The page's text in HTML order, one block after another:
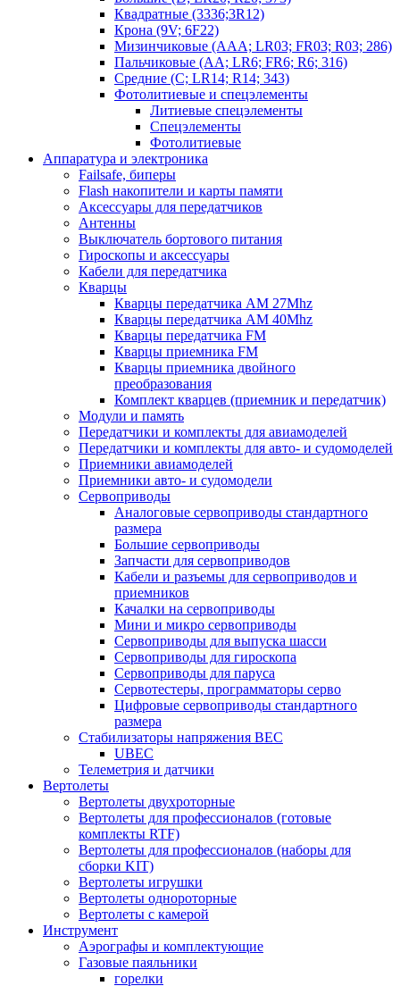
Квадратные (3336;3R12)
Крона (9V; 6F22)
Мизинчиковые (AAA; LR03; FR03; R03; 286)
Пальчиковые (AA; LR6; FR6; R6; 316)
Средние (C; LR14; R14; 343)
Фотолитиевые и спецэлементы
Литиевые спецэлементы
Спецэлементы
Фотолитиевые
Аппаратура и электроника
Failsafe, биперы
Flash накопители и карты памяти
Аксессуары для передатчиков
Антенны
Выключатель бортового питания
Гироскопы и аксессуары
Кабели для передатчика
Кварцы
Кварцы передатчика AM 27Mhz
Кварцы передатчика AM 40Mhz
Кварцы передатчика FM
Кварцы приемника FM
Кварцы приемника двойного
преобразования
Комплект кварцев (приемник и передатчик)
Модули и память
Передатчики и комплекты для авиамоделей
Передатчики и комплекты для авто- и судомоделей
Приемники авиамоделей
Приемники авто- и судомодели
Сервоприводы
Аналоговые сервоприводы стандартного
размера
Большие сервоприводы
Запчасти для сервоприводов
Кабели и разъемы для сервоприводов и
приемников
Качалки на сервоприводы
Мини и микро сервоприводы
Сервоприводы для выпуска шасси
Сервоприводы для гироскопа
Сервоприводы для паруса
Сервотестеры, программаторы серво
Цифровые сервоприводы стандартного
размера
Стабилизаторы напряжения BEC
UBEC
Телеметрия и датчики
Вертолеты
Вертолеты двухроторные
Вертолеты для профессионалов (готовые
комплекты RTF)
Вертолеты для профессионалов (наборы для
сборки KIT)
Вертолеты игрушки
Вертолеты однороторные
Вертолеты с камерой
Инструмент
Аэрографы и комплектующие
Газовые паяльники
горелки